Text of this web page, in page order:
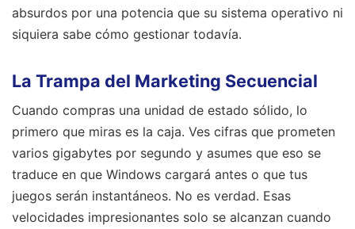
absurdos por una potencia que su sistema operativo ni
siquiera sabe cómo gestionar todavía.
La Trampa del Marketing Secuencial
Cuando compras una unidad de estado sólido, lo
primero que miras es la caja. Ves cifras que prometen
varios gigabytes por segundo y asumes que eso se
traduce en que Windows cargará antes o que tus
juegos serán instantáneos. No es verdad. Esas
velocidades impresionantes solo se alcanzan cuando